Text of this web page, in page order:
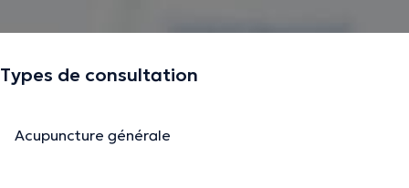
Types de consultation
Acupuncture générale